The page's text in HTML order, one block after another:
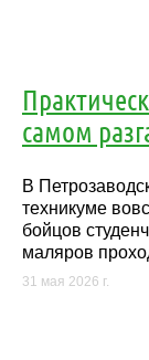
самом
В
техникуме
бойцов
маляров
31 мая 2026 г.